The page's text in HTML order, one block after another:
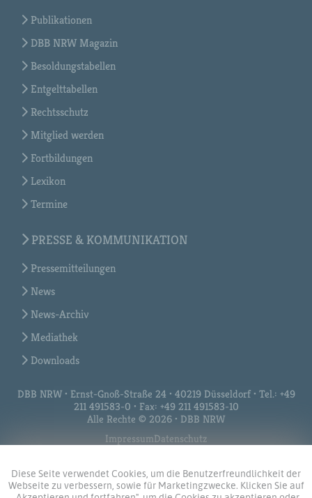
Diese Seite verwendet Cookies, um die Benutzerfreundlichkeit der
Webseite zu verbessern, sowie für Marketingzwecke. Klicken Sie auf
Publikationen
DBB NRW Magazin
Besoldungstabellen
Entgelttabellen
Rechtsschutz
Mitglied werden
Fortbildungen
Lexikon
Termine
PRESSE & KOMMUNIKATION
Pressemitteilungen
News
News-Archiv
Mediathek
Downloads
DBB NRW • Ernst-Gnoß-Straße 24 • 40219 Düsseldorf • Tel.: +49
211 491583-0 • Fax: +49 211 491583-10
Alle Rechte © 2026 • DBB NRW
ImpressumDatenschutz